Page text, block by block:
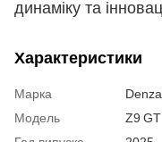
динаміку та
Характеристики
Марка
Denza
Модель
Z9